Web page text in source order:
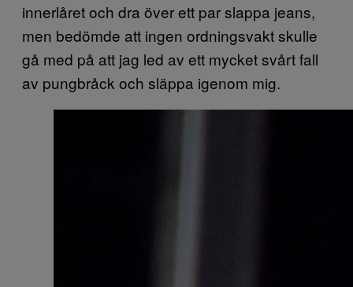
innerlåret och dra över ett par slappa jeans,
men bedömde att ingen ordningsvakt skulle
gå med på att jag led av ett mycket svårt fall
av pungbråck och släppa igenom mig.